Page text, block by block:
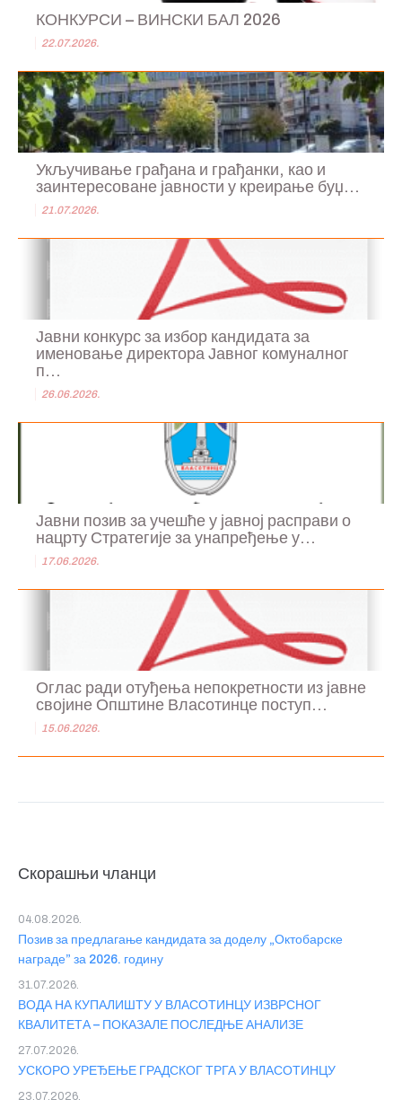
КОНКУРСИ – ВИНСКИ БАЛ 2026
22.07.2026.
Укључивање грађана и грађанки, као и
заинтересоване јавности у креирање буџ...
21.07.2026.
Јавни конкурс за избор кандидата за
именовање директора Јавног комуналног
п...
26.06.2026.
Јавни позив за учешће у јавној расправи о
нацрту Стратегије за унапређење у...
17.06.2026.
Оглас ради отуђења непокретности из јавне
својине Општине Власотинце поступ...
15.06.2026.
Скорашњи чланци
Позив за предлагање кандидата за доделу „Октобарске
награде” за 2026. годину
04.08.2026.
ВОДА НА КУПАЛИШТУ У ВЛАСОТИНЦУ ИЗВРСНОГ
КВАЛИТЕТА – ПОКАЗАЛЕ ПОСЛЕДЊЕ АНАЛИЗЕ
31.07.2026.
УСКОРО УРЕЂЕЊЕ ГРАДСКОГ ТРГА У ВЛАСОТИНЦУ
27.07.2026.
23.07.2026.